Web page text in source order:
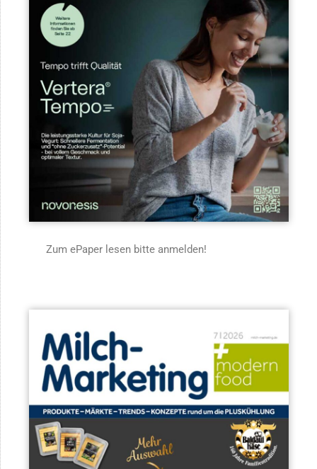
Zum ePaper lesen bitte anmelden!